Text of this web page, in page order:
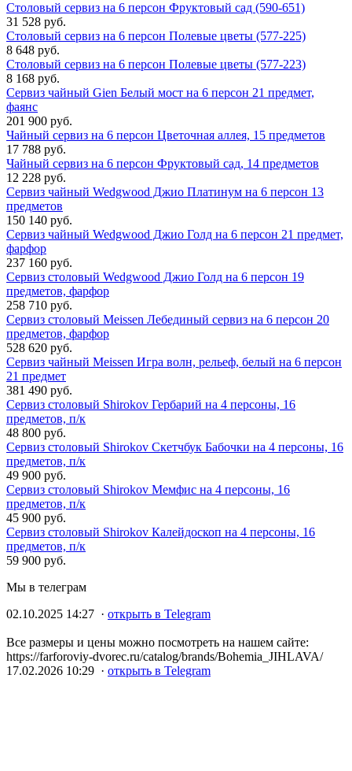
Столовый сервиз на 6 персон Фруктовый сад (590-651)
31 528 руб.
Столовый сервиз на 6 персон Полевые цветы (577-225)
8 648 руб.
Столовый сервиз на 6 персон Полевые цветы (577-223)
8 168 руб.
Сервиз чайный Gien Белый мост на 6 персон 21 предмет,
фаянс
201 900 руб.
Чайный сервиз на 6 персон Цветочная аллея, 15 предметов
17 788 руб.
Чайный сервиз на 6 персон Фруктовый сад, 14 предметов
12 228 руб.
Сервиз чайный Wedgwood Джио Платинум на 6 персон 13
предметов
150 140 руб.
Сервиз чайный Wedgwood Джио Голд на 6 персон 21 предмет,
фарфор
237 160 руб.
Сервиз столовый Wedgwood Джио Голд на 6 персон 19
предметов, фарфор
258 710 руб.
Сервиз столовый Meissen Лебединый сервиз на 6 персон 20
предметов, фарфор
528 620 руб.
Сервиз чайный Meissen Игра волн, рельеф, белый на 6 персон
21 предмет
381 490 руб.
Сервиз столовый Shirokov Гербарий на 4 персоны, 16
предметов, п/к
48 800 руб.
Сервиз столовый Shirokov Скетчбук Бабочки на 4 персоны, 16
предметов, п/к
49 900 руб.
Сервиз столовый Shirokov Мемфис на 4 персоны, 16
предметов, п/к
45 900 руб.
Сервиз столовый Shirokov Калейдоскоп на 4 персоны, 16
предметов, п/к
59 900 руб.
Мы в телеграм
02.10.2025 14:27 · открыть в Telegram
Все размеры и цены можно посмотреть на нашем сайте:
https://farforoviy-dvorec.ru/catalog/brands/Bohemia_JIHLAVA/
17.02.2026 10:29 · открыть в Telegram